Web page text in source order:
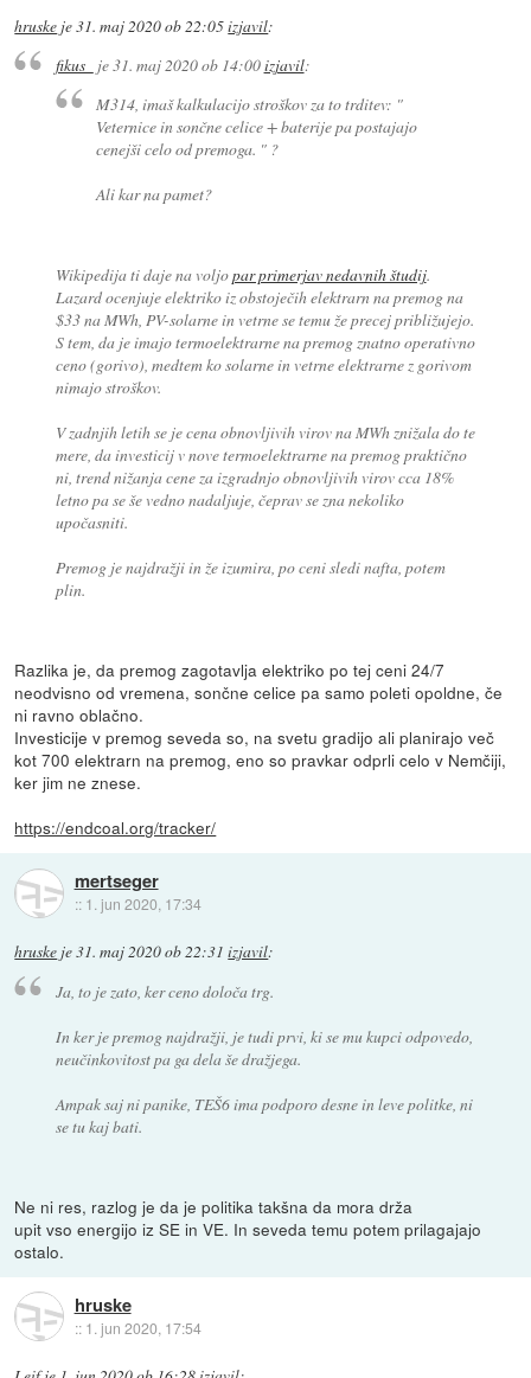
hruske je31. maj 2020 ob 22:05izjavil:
fikus_ je31. maj 2020 ob 14:00izjavil:
M314, imaš kalkulacijo stroškov za to trditev: "
Veternice in sončne celice + baterije pa postajajo
cenejši celo od premoga. " ?
Ali kar na pamet?
Wikipedija ti daje na voljopar primerjav nedavnih študij.
Lazard ocenjuje elektriko iz obstoječih elektrarn na premog na
$33 na MWh, PV-solarne in vetrne se temu že precej približujejo.
S tem, da je imajo termoelektrarne na premog znatno operativno
ceno (gorivo), medtem ko solarne in vetrne elektrarne z gorivom
nimajo stroškov.
V zadnjih letih se je cena obnovljivih virov na MWh znižala do te
mere, da investicij v nove termoelektrarne na premog praktično
ni, trend nižanja cene za izgradnjo obnovljivih virov cca 18%
letno pa se še vedno nadaljuje, čeprav se zna nekoliko
upočasniti.
Premog je najdražji in že izumira, po ceni sledi nafta, potem
plin.
Razlika je, da premog zagotavlja elektriko po tej ceni 24/7
neodvisno od vremena, sončne celice pa samo poleti opoldne, če
ni ravno oblačno.
Investicije v premog seveda so, na svetu gradijo ali planirajo več
kot 700 elektrarn na premog, eno so pravkar odprli celo v Nemčiji,
ker jim ne znese.
https://endcoal.org/tracker/
mertseger
:: 1. jun 2020, 17:34
hruske je31. maj 2020 ob 22:31 izjavil:
Ja, to je zato, ker ceno določa trg.
In ker je premog najdražji, je tudi prvi, ki se mu kupci odpovedo,
neučinkovitost pa ga dela še dražjega.
Ampak saj ni panike, TEŠ6 ima podporo desne in leve politke, ni
se tu kaj bati.
Ne ni res, razlog je da je politika takšna da mora drža
upit vso energijo iz SE in VE. In seveda temu potem prilagajajo
ostalo.
hruske
:: 1. jun 2020, 17:54